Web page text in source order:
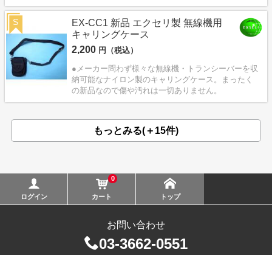
EX-CC1 新品 エクセリ製 無線機用
キャリングケース
2,200 円（税込）
●メーカー問わず様々な無線機・トランシーバーを収
納可能なナイロン製のキャリングケース。まったく
の新品なので傷や汚れは一切ありません。
S
もっとみる(＋15件)
ログイン
0
カート トップ
お問い合わせ
03-3662-0551